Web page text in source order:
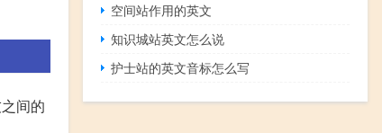
间的
空间站作用的英文
知识城站英文怎么说
护士站的英文音标怎么写